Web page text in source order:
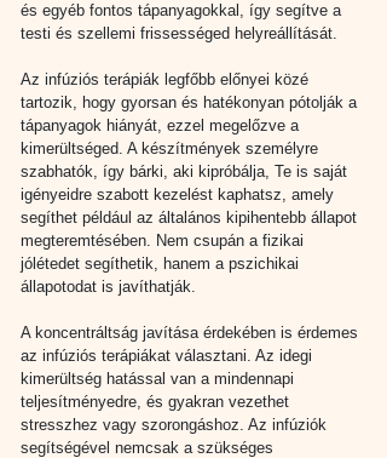
és egyéb fontos tápanyagokkal, így segítve a
testi és szellemi frissességed helyreállítását.
Az infúziós terápiák legfőbb előnyei közé
tartozik, hogy gyorsan és hatékonyan pótolják a
tápanyagok hiányát, ezzel megelőzve a
kimerültséged. A készítmények személyre
szabhatók, így bárki, aki kipróbálja, Te is saját
igényeidre szabott kezelést kaphatsz, amely
segíthet például az általános kipihentebb állapot
megteremtésében. Nem csupán a fizikai
jólétedet segíthetik, hanem a pszichikai
állapotodat is javíthatják.
A koncentráltság javítása érdekében is érdemes
az infúziós terápiákat választani. Az idegi
kimerültség hatással van a mindennapi
teljesítményedre, és gyakran vezethet
stresszhez vagy szorongáshoz. Az infúziók
segítségével nemcsak a szükséges